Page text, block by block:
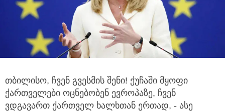
თბილისო, ჩვენ გვესმის შენი! ქუჩაში მყოფი
ქართველები ოცნებობენ ევროპაზე, ჩვენ
ვდგავართ ქართველ ხალხთან ერთად, - ასე